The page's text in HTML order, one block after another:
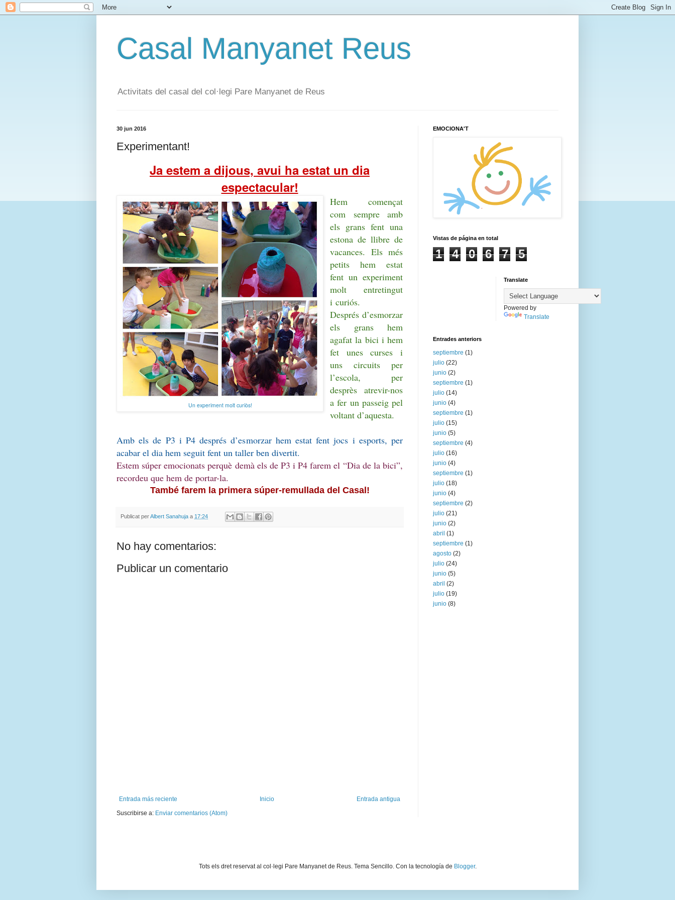
Casal Manyanet Reus
Activitats del casal del col·legi Pare Manyanet de Reus
30 jun 2016
Experimentant!
Ja estem a dijous, avui ha estat un dia
espectacular!
Un experiment molt curiòs!
Hem començat
com sempre amb
els grans fent una
estona de llibre de
vacances. Els més
petits hem estat
fent un experiment
molt entretingut
i curiós.
Després d’esmorzar
els grans hem
agafat la bici i hem
fet unes curses i
uns circuits per
l’escola, per
desprès atrevir-nos
a fer un passeig pel
voltant d’aquesta.
Amb els de P3 i P4 després d’esmorzar hem estat fent jocs i esports, per
acabar el dia hem seguit fent un taller ben divertit.
Estem súper emocionats perquè demà els de P3 i P4 farem el “Dia de la bici”,
recordeu que hem de portar-la.
També farem la primera súper-remullada del Casal!
Publicat perAlbert Sanahuja a 17:24
No hay comentarios:
Publicar un comentario
Entrada más reciente Entrada antigua
Inicio
Suscribirse a: Enviar comentarios (Atom)
EMOCIONA'T
Vistas de página en total
1 4 0 6 7 5
Translate
Powered by
Translate
Entrades anteriors
septiembre (1)
julio (22)
junio (2)
septiembre (1)
julio (14)
junio (4)
septiembre (1)
julio (15)
junio (5)
septiembre (4)
julio (16)
junio (4)
septiembre (1)
julio (18)
junio (4)
septiembre (2)
julio (21)
junio (2)
abril (1)
septiembre (1)
agosto (2)
julio (24)
junio (5)
abril (2)
julio (19)
junio (8)
Tots els dret reservat al col·legi Pare Manyanet de Reus. Tema Sencillo. Con la tecnología de Blogger.